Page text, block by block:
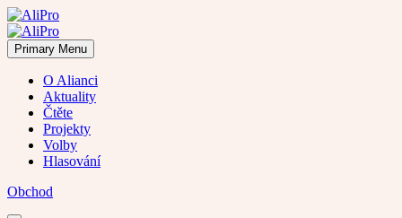
Skip
to
content
Primary Menu
O Alianci
Aktuality
Čtěte
Projekty
Volby
Hlasování
Obchod